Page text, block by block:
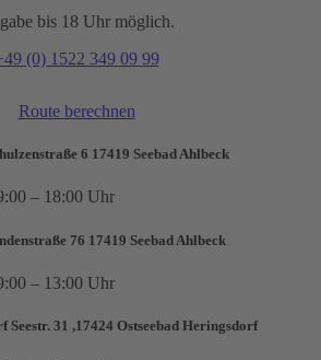
bis 18 Uhr möglich.
(0) 1522 349 09 99
Route berechnen
6 17419 Seebad Ahlbeck
– 18:00 Uhr
76 17419 Seebad Ahlbeck
– 13:00 Uhr
31 ,17424 Ostseebad Heringsdorf